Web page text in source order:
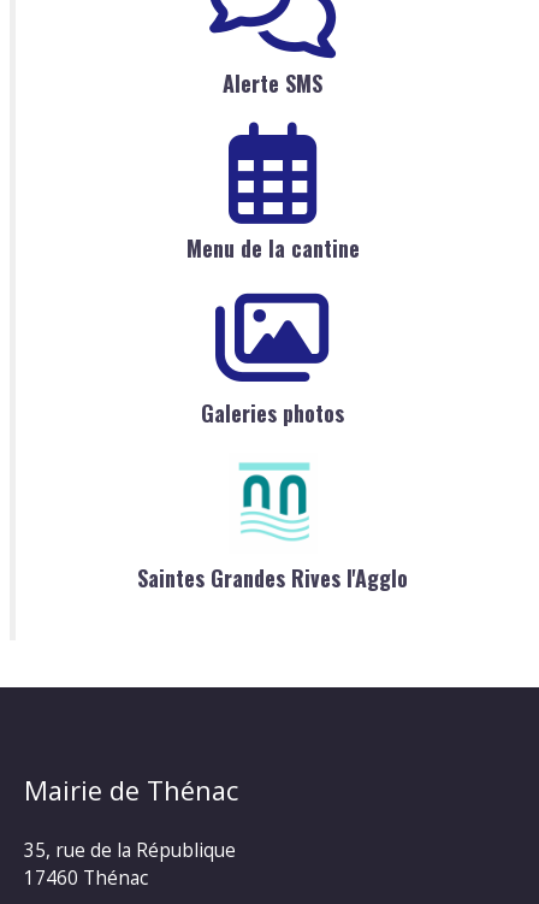
Alerte SMS
Menu de la cantine
Galeries photos
Saintes Grandes Rives l'Agglo
Mairie de Thénac
35, rue de la République
17460 Thénac